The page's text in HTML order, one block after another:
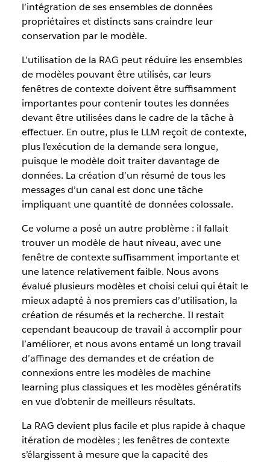
l’intégration de ses ensembles de données
propriétaires et distincts sans craindre leur
conservation par le modèle.
L’utilisation de la RAG peut réduire les ensembles
de modèles pouvant être utilisés, car leurs
fenêtres de contexte doivent être suffisamment
importantes pour contenir toutes les données
devant être utilisées dans le cadre de la tâche à
effectuer. En outre, plus le LLM reçoit de contexte,
plus l’exécution de la demande sera longue,
puisque le modèle doit traiter davantage de
données. La création d’un résumé de tous les
messages d’un canal est donc une tâche
impliquant une quantité de données colossale.
Ce volume a posé un autre problème : il fallait
trouver un modèle de haut niveau, avec une
fenêtre de contexte suffisamment importante et
une latence relativement faible. Nous avons
évalué plusieurs modèles et choisi celui qui était le
mieux adapté à nos premiers cas d’utilisation, la
création de résumés et la recherche. Il restait
cependant beaucoup de travail à accomplir pour
l’améliorer, et nous avons entamé un long travail
d’affinage des demandes et de création de
connexions entre les modèles de machine
learning plus classiques et les modèles génératifs
en vue d’obtenir de meilleurs résultats.
La RAG devient plus facile et plus rapide à chaque
itération de modèles ; les fenêtres de contexte
s’élargissent à mesure que la capacité des